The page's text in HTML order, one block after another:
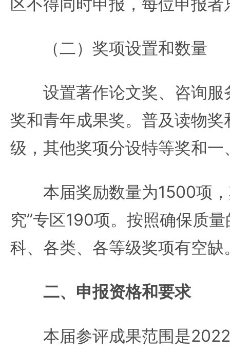
（二）奖项设置和数量
设置著作论文奖、咨询服
奖和青年成果奖。普及读物
级，其他奖项分设特等奖和
本届奖励数量为1500项，
究”专区190项。按照确保质
科、各类、各等级奖项有空缺
二、申报资格和要求
本届参评成果范围是2022